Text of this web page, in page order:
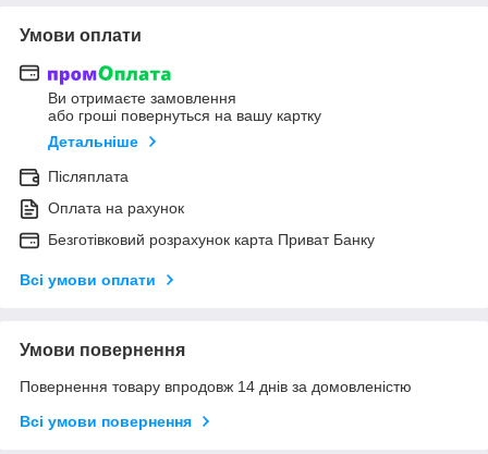
Умови оплати
Ви отримаєте замовлення
або гроші повернуться на вашу картку
Детальніше
Післяплата
Оплата на рахунок
Безготівковий розрахунок карта Приват Банку
Всі умови оплати
Умови повернення
Повернення товару впродовж 14 днів за домовленістю
Всі умови повернення